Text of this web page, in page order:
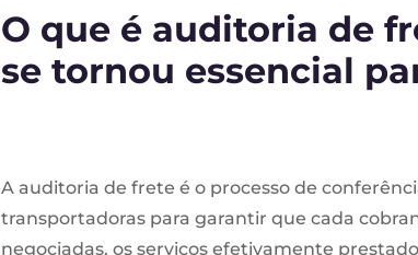
O que é auditoria de
se tornou essencial
A auditoria de frete é o processo de
transportadoras para garantir que cada
negociadas, os serviços efetivamente